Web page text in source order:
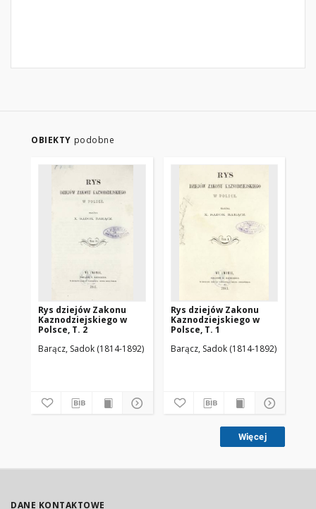
OBIEKTY podobne
Rys dziejów Zakonu
Kaznodziejskiego w
Polsce, T. 2
Barącz, Sadok (1814-1892)
Rys dziejów Zakonu
Kaznodziejskiego w
Polsce, T. 1
Barącz, Sadok (1814-1892)
Więcej
DANE KONTAKTOWE